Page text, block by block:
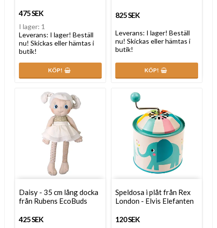
475 SEK
I lager: 1
Leverans: I lager! Beställ
nu! Skickas eller hämtas i
butik!
KÖP!
825 SEK
Leverans: I lager! Beställ
nu! Skickas eller hämtas i
butik!
KÖP!
Daisy - 35 cm lång docka
från Rubens EcoBuds
425 SEK
Speldosa i plåt från Rex
London - Elvis Elefanten
120 SEK